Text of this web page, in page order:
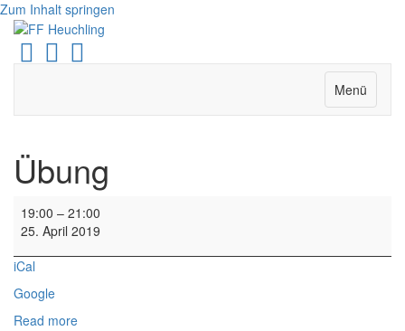
Zum Inhalt springen
FacebookYoutubeInstagram
Menü
Übung
Übung
19:00 – 21:00
25. April 2019
iCal
Google
Read more